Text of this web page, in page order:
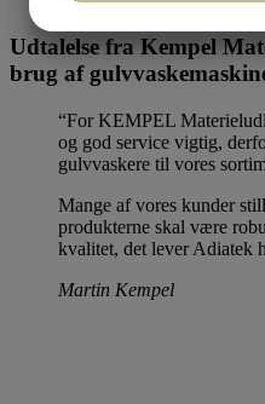
Udtalelse fra Kempel
brug af
“For KEMPEL
og god service vigtig,
gulvvaskere til vores
Mange af vores kunder
produkterne skal være
kvalitet, det lever Adiatek
Martin Kempel
MARKETING